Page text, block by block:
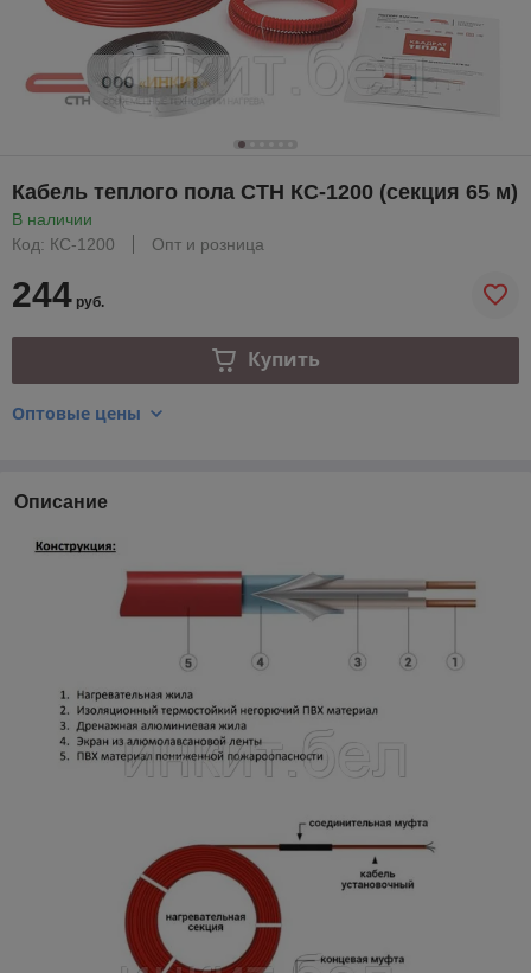
Кабель теплого пола СТН КС-1200 (секция 65 м)
В наличии
Код: КС-1200
Опт и розница
244 руб.
Купить
Оптовые цены
Описание